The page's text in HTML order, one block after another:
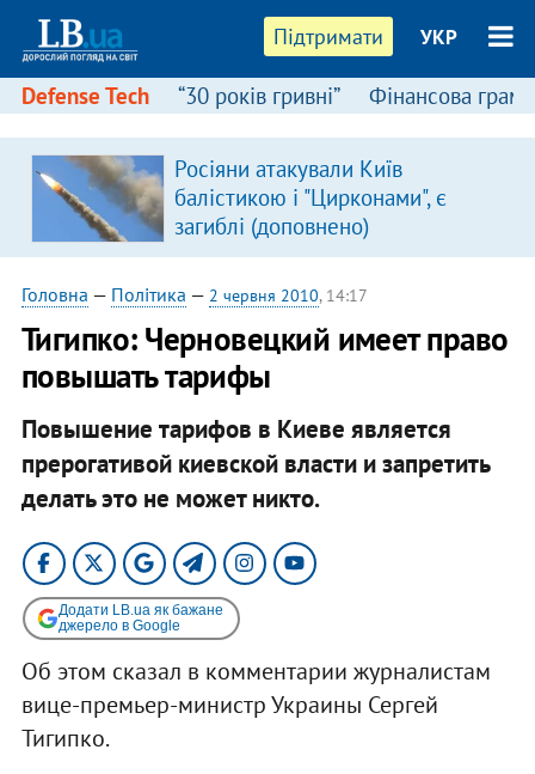
Підтримати УКР
Defense Tech “30 років гривні” Фінансова
Росіяни атакували Київ
балістикою і "Цирконами", є
загиблі (доповнено)
Головна — Політика — 2 червня 2010, 14:17
Тигипко: Черновецкий имеет право
повышать тарифы
Повышение тарифов в Киеве является
прерогативой киевской власти и запретить
делать это не может никто.
Додати LB.ua як бажане
джерело в Google
Об этом сказал в комментарии журналистам
вице-премьер-министр Украины Сергей
Тигипко.